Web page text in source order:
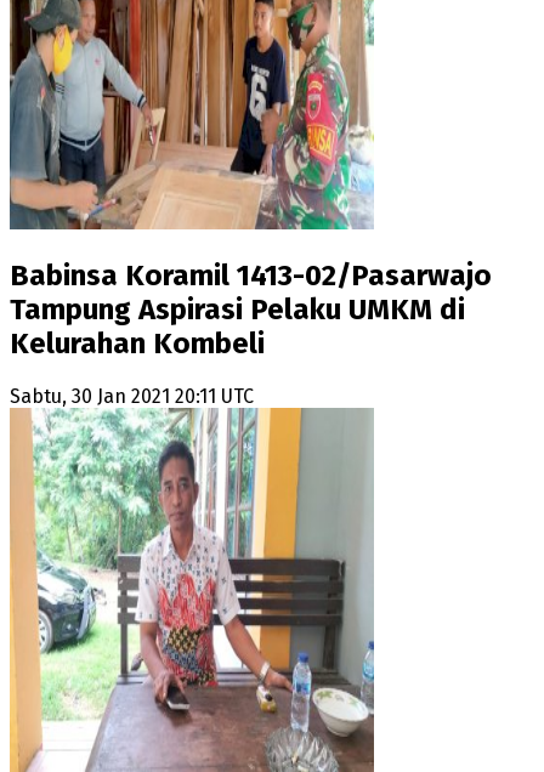
Babinsa Koramil 1413-02/Pasarwajo
Tampung Aspirasi Pelaku UMKM di
Kelurahan Kombeli
Sabtu, 30 Jan 2021 20:11 UTC